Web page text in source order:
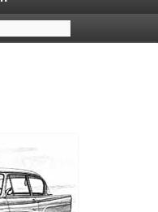
Classic
|